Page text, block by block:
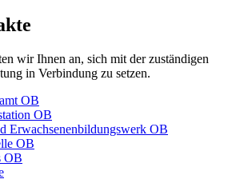
wir Ihnen an, sich mit der zuständigen
in Verbindung zu setzen.
OB
OB
Erwachsenenbildungswerk OB
OB
OB